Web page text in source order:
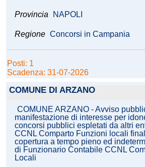
Provincia NAPOLI
Regione Concorsi in Campania
Posti: 1
Scadenza: 31-07-2026
COMUNE DI ARZANO
COMUNE ARZANO - Avviso
manifestazione di interesse per
concorsi pubblici espletati da altri
CCNL Comparto Funzioni locali
copertura a tempo pieno ed
di Funzionario Contabile CCNL
Locali